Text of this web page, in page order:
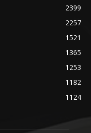
2399
2257
1521
1365
1253
1182
1124